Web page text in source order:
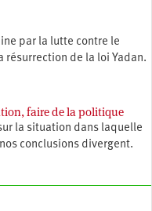
par la lutte contre le
résurrection de la loi Yadan.
faire de la politique
la situation dans laquelle
conclusions divergent.